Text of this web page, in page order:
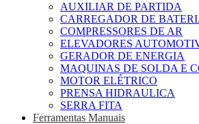
AUXILIAR DE PARTIDA
CARREGADOR DE
COMPRESSORES DE AR
ELEVADORES
GERADOR DE ENERGIA
MAQUINAS DE SOLDA E
MOTOR ELÉTRICO
PRENSA HIDRAULICA
SERRA FITA
Ferramentas Manuais